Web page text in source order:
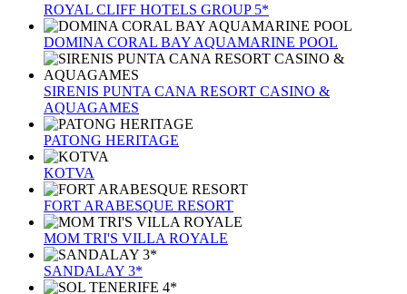
ROYAL CLIFF HOTELS GROUP 5*
DOMINA CORAL BAY AQUAMARINE POOL
SIRENIS PUNTA CANA RESORT CASINO &
AQUAGAMES
PATONG HERITAGE
KOTVA
FORT ARABESQUE RESORT
MOM TRI'S VILLA ROYALE
SANDALAY 3*